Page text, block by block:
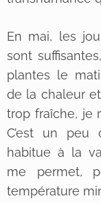
En mai, les
sont
plantes le
de la chaleur
trop fraîche, je
C’est un peu
habitue à la
me permet,
température